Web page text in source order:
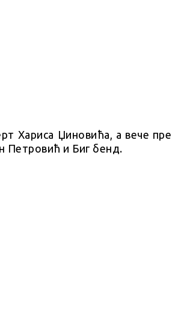
Хариса Џиновића, а вече пре
Петровић и Биг бенд.